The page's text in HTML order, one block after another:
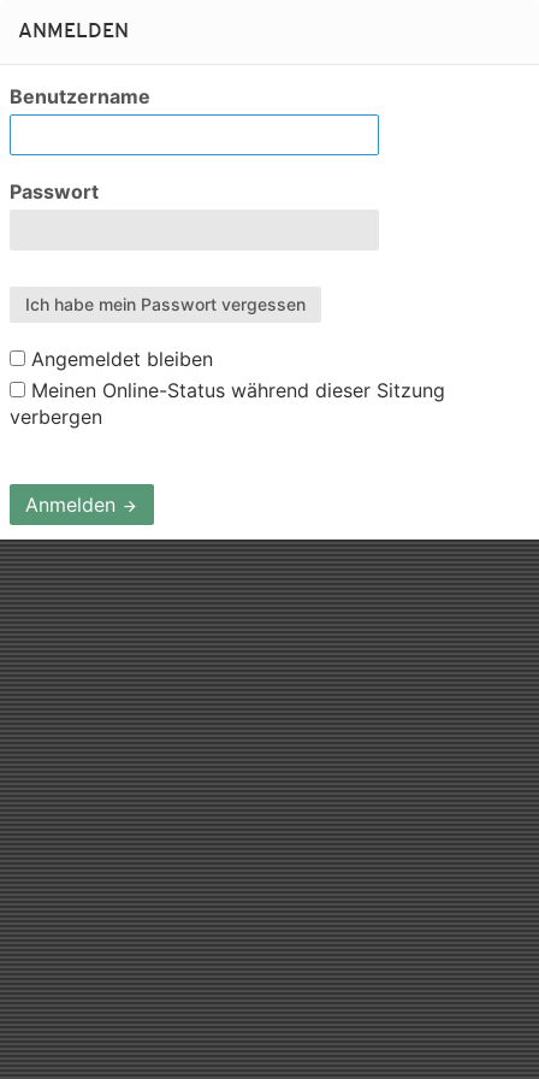
ANMELDEN
Benutzername
Passwort
Ich habe mein Passwort vergessen
Angemeldet bleiben
Meinen Online-Status während dieser Sitzung
verbergen
Anmelden